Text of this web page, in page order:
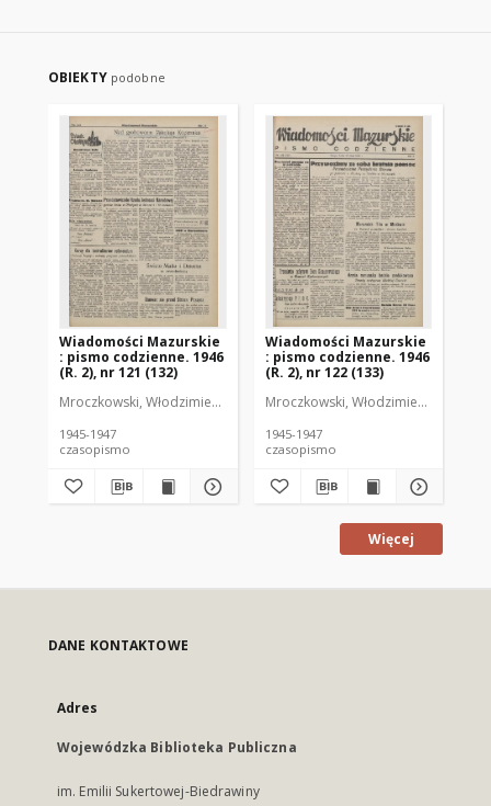
OBIEKTY podobne
Wiadomości Mazurskie
: pismo codzienne. 1946
(R. 2), nr 121 (132)
Mroczkowski, Włodzimierz (1902-1971). Redaktor
1945-1947
czasopismo
Wiadomości Mazurskie
: pismo codzienne. 1946
(R. 2), nr 122 (133)
Mroczkowski, Włodzimierz (1902-
1945-1947
czasopismo
Więcej
DANE KONTAKTOWE
Adres
Wojewódzka Biblioteka Publiczna
im. Emilii Sukertowej-Biedrawiny